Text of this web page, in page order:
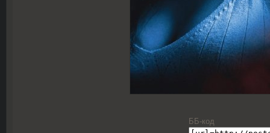
ББ-код